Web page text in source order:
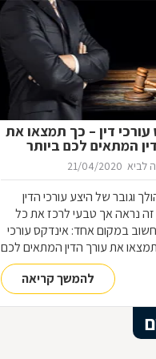
עורכי דין – כך תמצאו את
המתאים לכם ביותר
לביא 21/04/2020
וגובר של היצע עורכי הדין
נראה אך טבעי לרכז את כל
במקום אחד: אינדקס עורכי
תמצאו את עורך הדין המתאים לכם
עורך דין, מדוע תרצו להיות
כזה כעורכי דין, ואיך זה
התשובות בכתבה שלפניכם
להמשך קריאה